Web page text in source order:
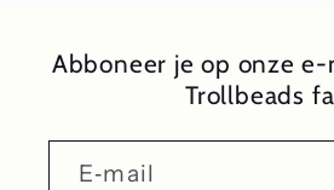
Abboneer je op onze
Trollbeads
E‑mail